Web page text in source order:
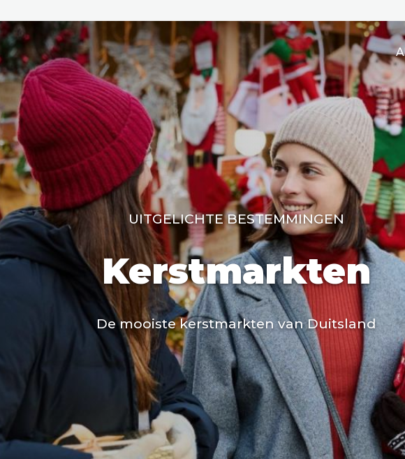
Alle steden
Phoenix Dresden
Parijs Tokio Amsterdam Barcelona Dubai Milaan Singapore Rome
Florence
Dublin Hong Kong München Wenen Budapest Bangkok
Alles bekijken
UITGELICHTE BESTEMMINGEN
Kerstmarkten
De mooiste kerstmarkten van Duitsland